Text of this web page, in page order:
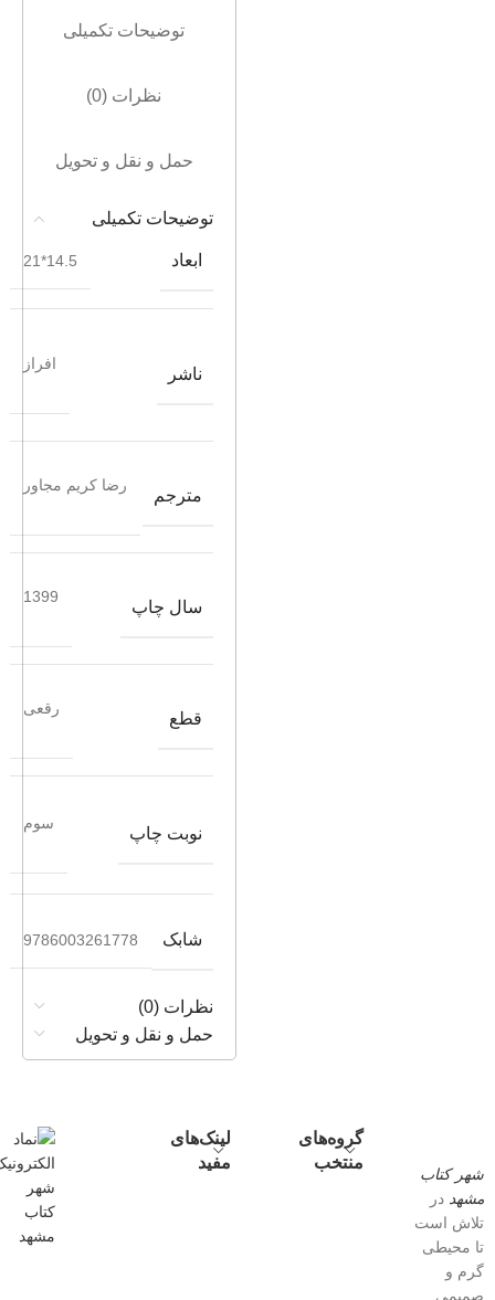
توضیحات تکمیلی
نظرات (0)
حمل و نقل و تحویل
توضیحات تکمیلی
ابعاد 14.5*21
ناشر
افراز
مترجم
رضا کریم مجاور
سال چاپ
1399
قطع
رقعی
نوبت چاپ
سوم
شابک 9786003261778
نظرات (0)
حمل و نقل و تحویل
شهر کتاب
مشهد در
تلاش است
تا محیطی
گرم و
صمیمی
گروه‌های
منتخب
لینک‌های
مفید